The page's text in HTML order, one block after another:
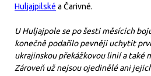
Huljajpilské a Čarivné.
U Huljajpole se po šesti měsících
konečně podařilo pevněji uchytit
ukrajinskou překážkovou linií a také
Zároveň už nejsou ojedinělé ani